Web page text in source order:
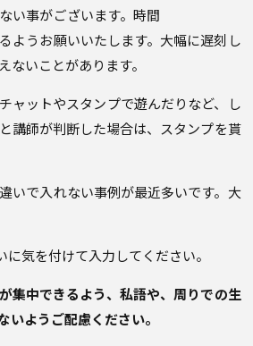
かない事がございます。時間
ようお願いいたします。大幅に遅刻し
ないことがあります。
ャットやスタンプで遊んだりなど、し
講師が判断した場合は、スタンプを貰
いで入れない事例が最近多いです。大
気を付けて入力してください。
集中できるよう、私語や、周りでの生
いようご配慮ください。